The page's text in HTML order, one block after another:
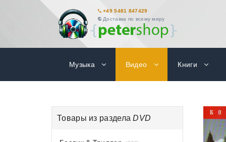
+49 5481 847429
Доставка по всему миру
Музыка Видео Книги
Товары из разделаDVD